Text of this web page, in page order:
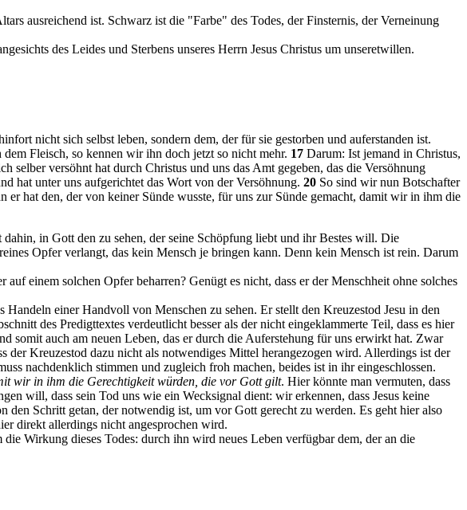
ausreichend ist. Schwarz ist die "Farbe" des Todes, der Finsternis, der Verneinung
des Leides und Sterbens unseres Herrn Jesus Christus um unseretwillen.
nicht sich selbst leben, sondern dem, der für sie gestorben und auferstanden ist.
Fleisch, so kennen wir ihn doch jetzt so nicht mehr. 17 Darum: Ist jemand in Christus,
selber versöhnt hat durch Christus und uns das Amt gegeben, das die Versöhnung
hat unter uns aufgerichtet das Wort von der Versöhnung. 20 So sind wir nun Botschafter
er hat den, der von keiner Sünde wusste, für uns zur Sünde gemacht, damit wir in ihm die
in Gott den zu sehen, der seine Schöpfung liebt und ihr Bestes will. Die
Opfer verlangt, das kein Mensch je bringen kann. Denn kein Mensch ist rein. Darum
einem solchen Opfer beharren? Genügt es nicht, dass er der Menschheit ohne solches
einer Handvoll von Menschen zu sehen. Er stellt den Kreuzestod Jesu in den
des Predigttextes verdeutlicht besser als der nicht eingeklammerte Teil, dass es hier
somit auch am neuen Leben, das er durch die Auferstehung für uns erwirkt hat. Zwar
der Kreuzestod dazu nicht als notwendiges Mittel herangezogen wird. Allerdings ist der
nachdenklich stimmen und zugleich froh machen, beides ist in ihr eingeschlossen.
wir in ihm die Gerechtigkeit würden, die vor Gott gilt. Hier könnte man vermuten, dass
will, dass sein Tod uns wie ein Wecksignal dient: wir erkennen, dass Jesus keine
Schritt getan, der notwendig ist, um vor Gott gerecht zu werden. Es geht hier also
direkt allerdings nicht angesprochen wird.
Wirkung dieses Todes: durch ihn wird neues Leben verfügbar dem, der an die